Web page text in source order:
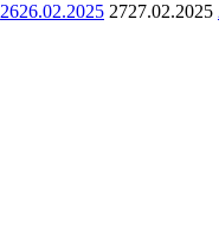
2626.02.2025 2727.02.2025